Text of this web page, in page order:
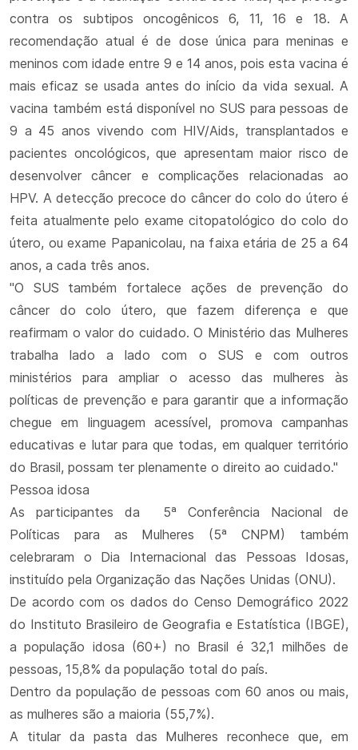
contra os subtipos oncogênicos 6, 11, 16 e 18. A
recomendação atual é de dose única para meninas e
meninos com idade entre 9 e 14 anos, pois esta vacina é
mais eficaz se usada antes do início da vida sexual. A
vacina também está disponível no SUS para pessoas de
9 a 45 anos vivendo com HIV/Aids, transplantados e
pacientes oncológicos, que apresentam maior risco de
desenvolver câncer e complicações relacionadas ao
HPV. A detecção precoce do câncer do colo do útero é
feita atualmente pelo exame citopatológico do colo do
útero, ou exame Papanicolau, na faixa etária de 25 a 64
anos, a cada três anos.
"O SUS também fortalece ações de prevenção do
câncer do colo útero, que fazem diferença e que
reafirmam o valor do cuidado. O Ministério das Mulheres
trabalha lado a lado com o SUS e com outros
ministérios para ampliar o acesso das mulheres às
políticas de prevenção e para garantir que a informação
chegue em linguagem acessível, promova campanhas
educativas e lutar para que todas, em qualquer território
do Brasil, possam ter plenamente o direito ao cuidado."
Pessoa idosa
As participantes da 5ª Conferência Nacional de
Políticas para as Mulheres (5ª CNPM) também
celebraram o Dia Internacional das Pessoas Idosas,
instituído pela Organização das Nações Unidas (ONU).
De acordo com os dados do Censo Demográfico 2022
do Instituto Brasileiro de Geografia e Estatística (IBGE),
a população idosa (60+) no Brasil é 32,1 milhões de
pessoas, 15,8% da população total do país.
Dentro da população de pessoas com 60 anos ou mais,
as mulheres são a maioria (55,7%).
A titular da pasta das Mulheres reconhece que, em